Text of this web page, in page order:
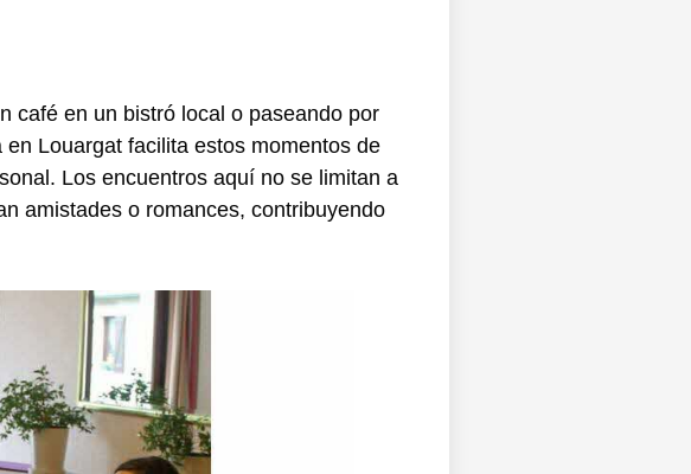
café en un bistró local o paseando por
Louargat facilita estos momentos de
Los encuentros aquí no se limitan a
amistades o romances, contribuyendo